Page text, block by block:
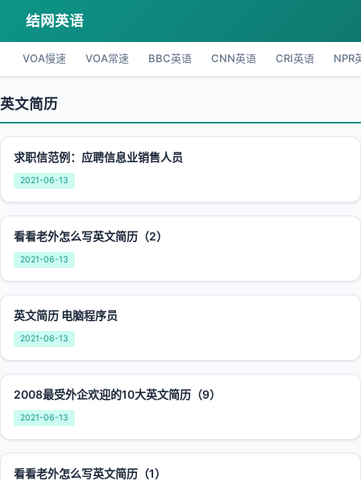
结网英语
VOA慢速 VOA常速 BBC英语 CNN英语 CRI英语 NPR
英文简历
求职信范例：应聘信息业销售人员
2021-06-13
看看老外怎么写英文简历（2）
2021-06-13
英文简历 电脑程序员
2021-06-13
2008最受外企欢迎的10大英文简历（9）
2021-06-13
看看老外怎么写英文简历（1）